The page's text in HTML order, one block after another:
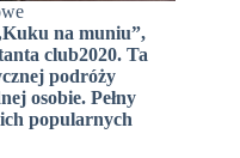
na muniu”,
club2020. Ta
podróży
osobie. Pełny
popularnych